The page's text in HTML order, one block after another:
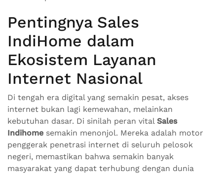
Pentingnya Sales
IndiHome dalam
Ekosistem Layanan
Internet Nasional
Di tengah era digital yang semakin pesat, akses
internet bukan lagi kemewahan, melainkan
kebutuhan dasar. Di sinilah peran vital Sales
Indihome semakin menonjol. Mereka adalah motor
penggerak penetrasi internet di seluruh pelosok
negeri, memastikan bahwa semakin banyak
masyarakat yang dapat terhubung dengan dunia